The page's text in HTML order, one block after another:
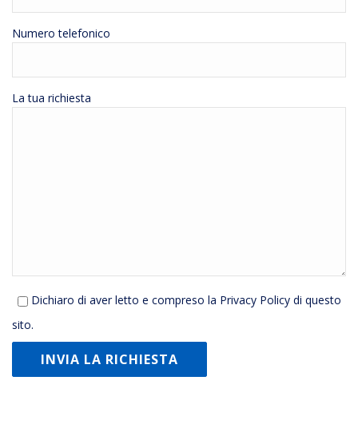
Numero telefonico
La tua richiesta
Dichiaro di aver letto e compreso la Privacy Policy di questo
sito.